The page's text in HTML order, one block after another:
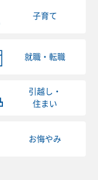
子育て
就職・転職
引越し・
住まい
お悔やみ